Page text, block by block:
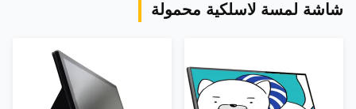
شاشة لمسة لاسلكية محمولة